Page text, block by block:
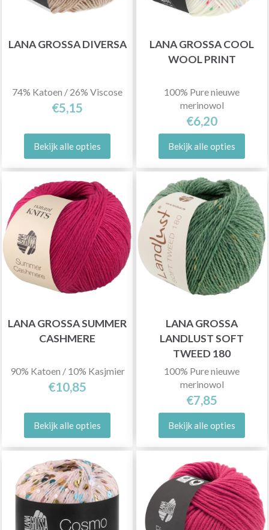
LANA GROSSA DIVERSA
74% Katoen / 26% Viscose
€5,15
Bekijk alle opties
LANA GROSSA COOL
WOOL PRINT
100% Pure nieuwe
merinowol
€6,20
Bekijk alle opties
LANA GROSSA SUMMER
CASHMERE
90% Katoen / 10% Kasjmier
€10,85
Bekijk alle opties
LANA GROSSA
LANDLUST SOFT
TWEED 180
100% Pure nieuwe
merinowol
€7,85
Bekijk alle opties